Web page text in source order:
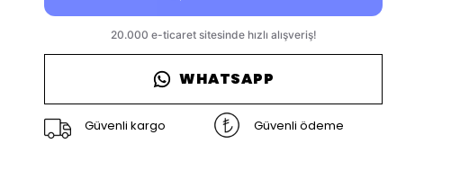
WHATSAPP
Güvenli kargo Güvenli ödeme